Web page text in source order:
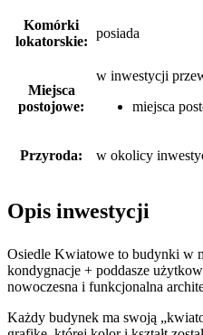
Komórki
lokatorskie:
posiada
Miejsca
postojowe:
w inwestycji
miejsca
Przyroda: w okolicy
Opis inwestycji
Osiedle Kwiatowe to budynki w
kondygnacje + poddasze
nowoczesna i funkcjonalna
Każdy budynek ma swoją